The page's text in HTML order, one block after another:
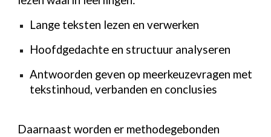
Lange teksten lezen en verwerken
Hoofdgedachte en structuur analyseren
Antwoorden geven op meerkeuzevragen met
tekstinhoud, verbanden en conclusies
Daarnaast worden er methodegebonden